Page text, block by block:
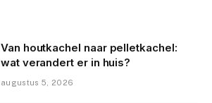
Van houtkachel naar pelletkachel:
wat verandert er in huis?
augustus 5, 2026